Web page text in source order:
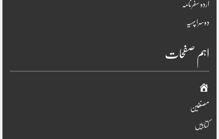
اُردو سفرنامہ
دوسرا پہیہ
اہم صفحات
صفحہ
اوّل
مصنفین
کتابیں